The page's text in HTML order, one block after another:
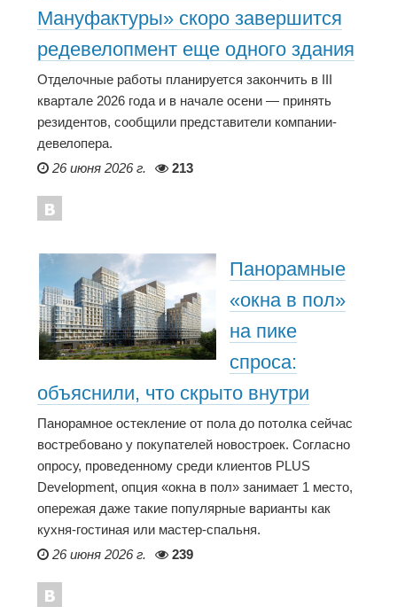
Мануфактуры» скоро завершится
редевелопмент еще одного здания
Отделочные работы планируется закончить в III
квартале 2026 года и в начале осени — принять
резидентов, сообщили представители компании-
девелопера.
26 июня 2026 г.
213
Панорамные
«окна в пол»
на пике
спроса:
объяснили, что скрыто внутри
Панорамное остекление от пола до потолка сейчас
востребовано у покупателей новостроек. Согласно
опросу, проведенному среди клиентов PLUS
Development, опция «окна в пол» занимает 1 место,
опережая даже такие популярные варианты как
кухня-гостиная или мастер-спальня.
26 июня 2026 г.
239